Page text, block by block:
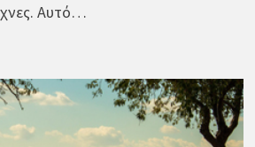
Αυτό…